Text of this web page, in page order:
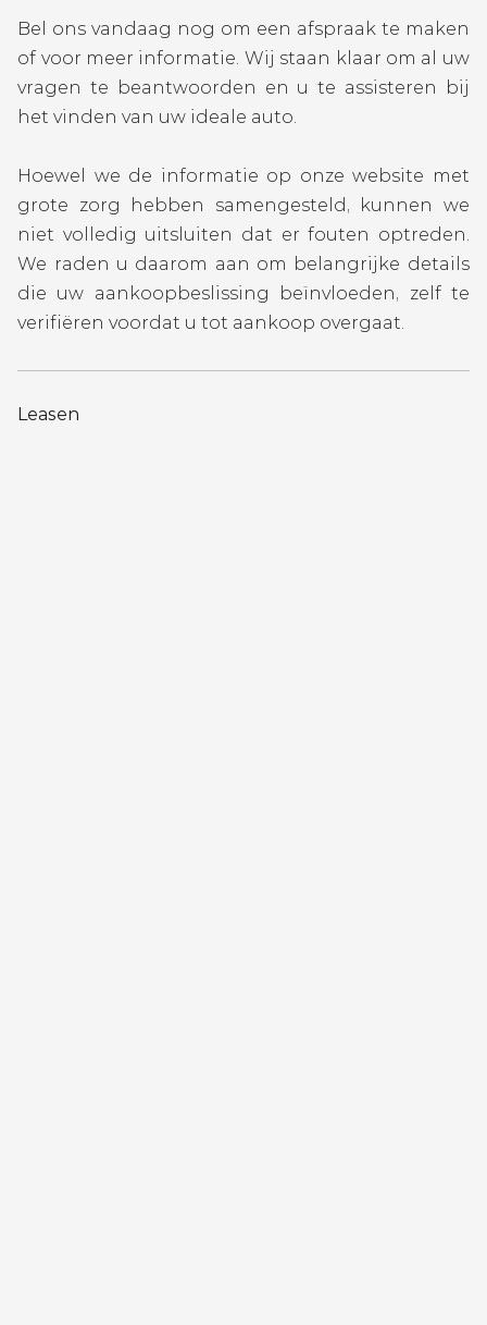
Bel ons vandaag nog om een afspraak te maken
of voor meer informatie. Wij staan klaar om al uw
vragen te beantwoorden en u te assisteren bij
het vinden van uw ideale auto.
Hoewel we de informatie op onze website met
grote zorg hebben samengesteld, kunnen we
niet volledig uitsluiten dat er fouten optreden.
We raden u daarom aan om belangrijke details
die uw aankoopbeslissing beïnvloeden, zelf te
verifiëren voordat u tot aankoop overgaat.
Leasen